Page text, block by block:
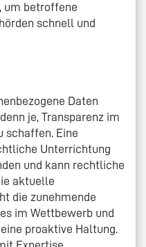
um betroffene
schnell und
Daten
je, Transparenz im
schaffen. Eine
Unterrichtung
und kann rechtliche
aktuelle
die zunehmende
im Wettbewerb und
proaktive Haltung.